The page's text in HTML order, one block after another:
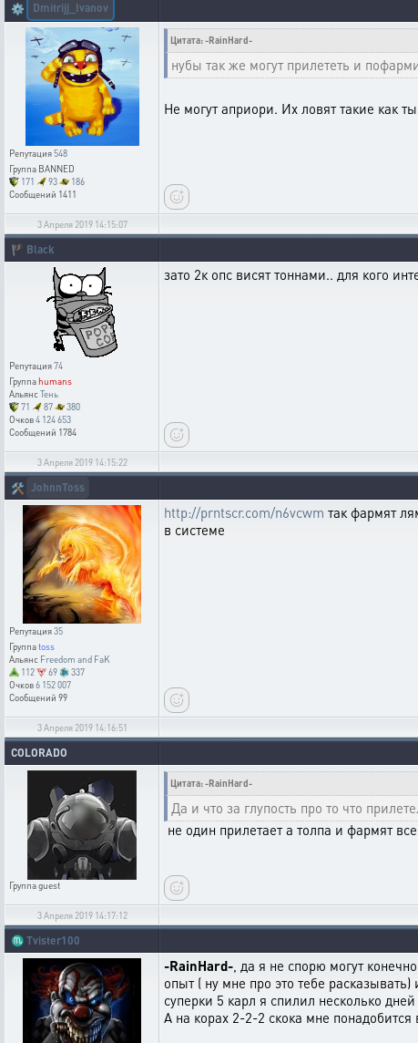
⚙️ Dmitrijj_Ivanov
Репутация 548
Группа BANNED
171
93
186
Сообщений 1411
Цитата: -RainHard-
нубы так же могут прилететь и
Не могут априори. Их ловят такие как ты
3 Апреля 2019 14:15:07
🏴 Black
Репутация74
Группаhumans
АльянсТень
71
87
380
Очков4 124 653
Сообщений 1784
зато 2к опс висят тоннами.. для кого
3 Апреля 2019 14:15:22
🛠️ JohnnToss
Репутация35
Группаtoss
Альянс Freedom and FaK
112
69
337
Очков6 152 007
Сообщений 99
http://prntscr.com/n6vcwm так фармят
в системе
3 Апреля 2019 14:16:51
COLORADO
Группаguest
Цитата: -RainHard-
Да и что за глупость про то что
не один прилетает а толпа и фармят
3 Апреля 2019 14:17:12
♏ Tvister100
-RainHard-, да я не спорю могут
опыт ( ну мне про это тебе
суперки 5 карл я спилил несколько
А на корах 2-2-2 скока мне